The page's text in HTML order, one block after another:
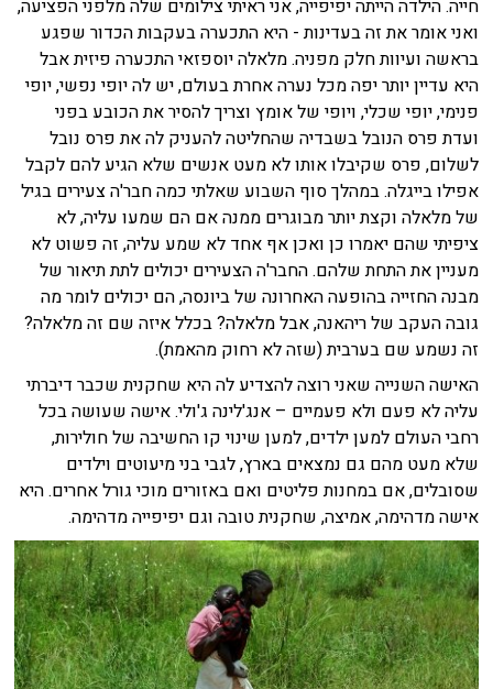
חייה. הילדה הייתה יפיפייה, אני ראיתי צילומים שלה מלפני הפציעה,
ואני אומר את זה בעדינות - היא התכערה בעקבות הכדור שפגע
בראשה ועיוות חלק מפניה. מלאלה יוספזאי התכערה פיזית אבל
היא עדיין יותר יפה מכל נערה אחרת בעולם, יש לה יופי נפשי, יופי
פנימי, יופי שכלי, ויופי של אומץ וצריך להסיר את הכובע בפני
ועדת פרס הנובל בשבדיה שהחליטה להעניק לה את פרס נובל
לשלום, פרס שקיבלו אותו לא מעט אנשים שלא הגיע להם לקבל
אפילו בייגלה. במהלך סוף השבוע שאלתי כמה חבר'ה צעירים בגיל
של מלאלה וקצת יותר מבוגרים ממנה אם הם שמעו עליה, לא
ציפיתי שהם יאמרו כן ואכן אף אחד לא שמע עליה, זה פשוט לא
מעניין את התחת שלהם. החבר'ה הצעירים יכולים לתת תיאור של
מבנה החזייה בהופעה האחרונה של ביונסה, הם יכולים לומר מה
גובה העקב של ריהאנה, אבל מלאלה? בכלל איזה שם זה מלאלה?
זה נשמע שם בערבית (שזה לא רחוק מהאמת).
האישה השנייה שאני רוצה להצדיע לה היא שחקנית שכבר דיברתי
עליה לא פעם ולא פעמיים – אנג'לינה ג'ולי. אישה שעושה בכל
רחבי העולם למען ילדים, למען שינוי קו החשיבה של חולירות,
שלא מעט מהם גם נמצאים בארץ, לגבי בני מיעוטים וילדים
שסובלים, אם במחנות פליטים ואם באזורים מוכי גורל אחרים. היא
אישה מדהימה, אמיצה, שחקנית טובה וגם יפיפייה מדהימה.